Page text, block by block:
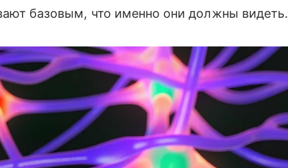
базовым, что именно они должны видеть.